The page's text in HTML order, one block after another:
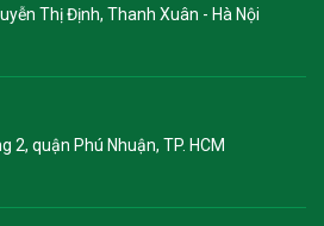
Thị Định, Thanh Xuân - Hà Nội
2, quận Phú Nhuận, TP. HCM